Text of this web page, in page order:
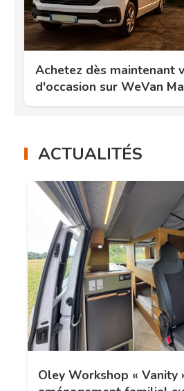
Achetez dès maintenant
d'occasion sur WeVan
ACTUALITÉS
Oley Workshop « Vanity